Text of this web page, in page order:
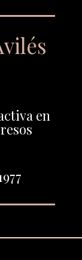
en